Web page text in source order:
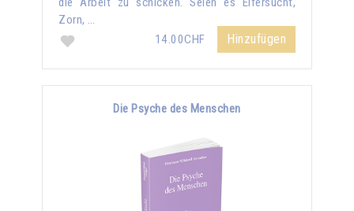
Zorn, …
14.00CHF
Hinzufügen
Die Psyche des Menschen